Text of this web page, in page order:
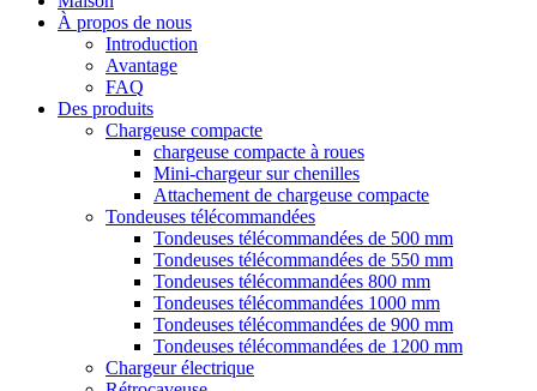
À propos de nous
Introduction
Avantage
FAQ
Des produits
Chargeuse compacte
chargeuse compacte à roues
Mini-chargeur sur chenilles
Attachement de chargeuse compacte
Tondeuses télécommandées
Tondeuses télécommandées de 500 mm
Tondeuses télécommandées de 550 mm
Tondeuses télécommandées 800 mm
Tondeuses télécommandées 1000 mm
Tondeuses télécommandées de 900 mm
Tondeuses télécommandées de 1200 mm
Chargeur électrique